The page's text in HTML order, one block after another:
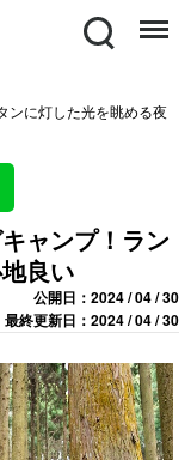
Search Menu
ンに灯した光を眺める夜
ャンプ！ラン
良い
公開日：2024 / 04 / 30
最終更新日：2024 / 04 / 30